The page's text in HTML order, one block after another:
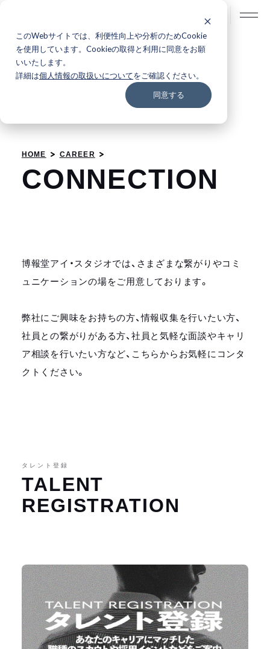
このWebサイトでは、利便性向上や分析のためCookie
を使用しています。Cookieの取得と利用に同意をお願
いいたします。
詳細は個人情報の取扱いについてをご確認ください。
同意する
HOME CAREER
CONNECTION
博報堂アイ・スタジオでは、さまざまな繋がりやコミ
ュニケーションの場をご用意しております。
弊社にご興味をお持ちの方、情報収集を行いたい方、
社員との繋がりがある方、社員と気軽な面談やキャリ
ア相談を行いたい方など、こちらからお気軽にコンタ
クトください。
タレント登録
TALENT
REGISTRATION